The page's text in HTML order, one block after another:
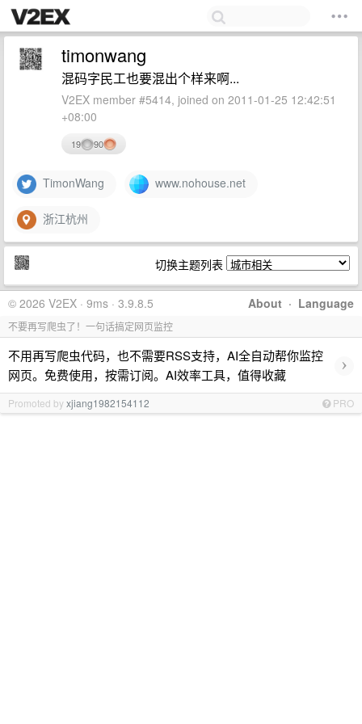
timonwang
混码字民工也要混出个样来啊...
V2EX member #5414, joined on 2011-01-25 12:42:51
+08:00
19 90
TimonWang www.nohouse.net
浙江杭州
切换主题列表
About · Language
© 2026 V2EX · 9ms · 3.9.8.5
不要再写爬虫了！一句话搞定网页监控
不用再写爬虫代码，也不需要RSS支持，AI全自动帮你监控
网页。免费使用，按需订阅。AI效率工具，值得收藏
›
Promoted byxjiang1982154112 PRO